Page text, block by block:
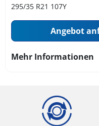
295/35 R21 107Y
Angebot
Mehr Informationen